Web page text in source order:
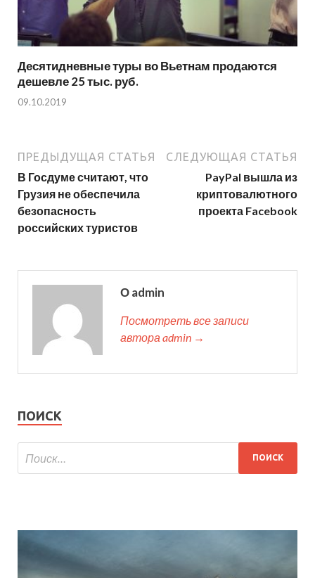
Десятидневные туры во Вьетнам продаются
дешевле 25 тыс. руб.
09.10.2019
ПРЕДЫДУЩАЯ СТАТЬЯ
В Госдуме считают, что
Грузия не обеспечила
безопасность
российских туристов
СЛЕДУЮЩАЯ СТАТЬЯ
PayPal вышла из
криптовалютного
проекта Facebook
О admin
Посмотреть все записи
автора admin →
ПОИСК